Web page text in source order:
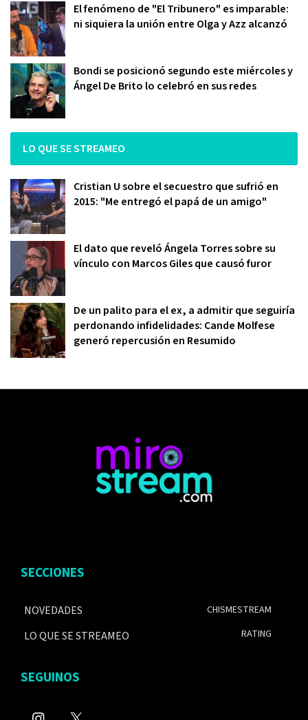
El fenómeno de "El Tribunero" es imparable:
ni siquiera la unión entre Olga y Azz alcanzó
Bondi se posicionó segundo este miércoles y
Ángel De Brito lo celebró en sus redes
LO QUE SE STREAMEO
Cristian U sobre el secuestro que sufrió en
2015: "Me entregó el papá de un amigo"
El dato que reveló Ángela Torres sobre su
vínculo con Marcos Giles que causó furor
De un palito para el ex, a admitir que seguiría
perdonando infidelidades: Cande Molfese
generó repercusión en Resumido
SECCIONES
NOVEDADES
LO QUE SE STREAMEO
CHISMESTREAM
RATING
SEGUINOS